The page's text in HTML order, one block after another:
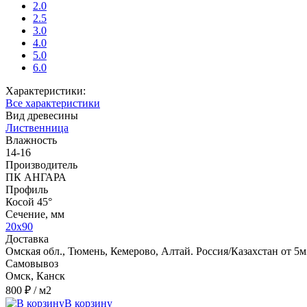
2.0
2.5
3.0
4.0
5.0
6.0
Характеристики:
Все характеристики
Вид древесины
Лиственница
Влажность
14-16
Производитель
ПК АНГАРА
Профиль
Косой 45°
Сечение, мм
20x90
Доставка
Омская обл., Тюмень, Кемерово, Алтай. Россия/Казахстан от
Самовывоз
Омск, Канск
800 ₽ / м2
В корзину